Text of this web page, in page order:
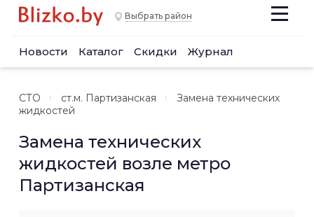
Выбрать район
Новости Каталог Скидки Журнал
СТО ст.м. Партизанская
Замена технических
жидкостей
Замена технических
жидкостей возле метро
Партизанская